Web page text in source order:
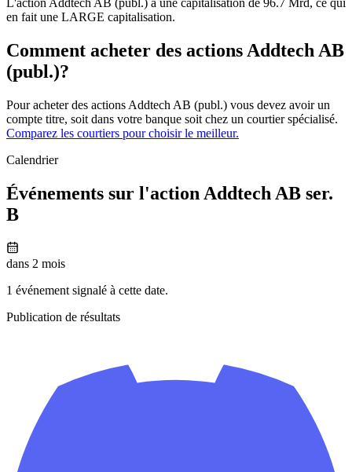
L'action Addtech AB (publ.) a une capitalisation de 96.7 Mrd, ce qui
en fait une LARGE capitalisation.
Comment acheter des actions Addtech AB
(publ.)?
Pour acheter des actions Addtech AB (publ.) vous devez avoir un
compte titre, soit dans votre banque soit chez un courtier spécialisé.
Comparez les courtiers pour choisir le meilleur.
Calendrier
Événements sur l'action Addtech AB ser.
B
dans 2 mois
1 événement signalé à cette date.
Publication de résultats